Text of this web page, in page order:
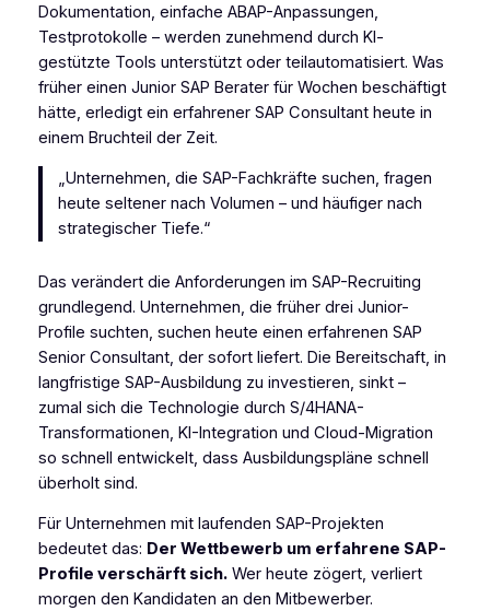
Dokumentation, einfache ABAP-Anpassungen,
Testprotokolle – werden zunehmend durch KI-
gestützte Tools unterstützt oder teilautomatisiert. Was
früher einen Junior SAP Berater für Wochen beschäftigt
hätte, erledigt ein erfahrener SAP Consultant heute in
einem Bruchteil der Zeit.
„Unternehmen, die SAP-Fachkräfte suchen, fragen
heute seltener nach Volumen – und häufiger nach
strategischer Tiefe.“
Das verändert die Anforderungen im SAP-Recruiting
grundlegend. Unternehmen, die früher drei Junior-
Profile suchten, suchen heute einen erfahrenen SAP
Senior Consultant, der sofort liefert. Die Bereitschaft, in
langfristige SAP-Ausbildung zu investieren, sinkt –
zumal sich die Technologie durch S/4HANA-
Transformationen, KI-Integration und Cloud-Migration
so schnell entwickelt, dass Ausbildungspläne schnell
überholt sind.
Für Unternehmen mit laufenden SAP-Projekten
bedeutet das: Der Wettbewerb um erfahrene SAP-
Profile verschärft sich.Wer heute zögert, verliert
morgen den Kandidaten an den Mitbewerber.